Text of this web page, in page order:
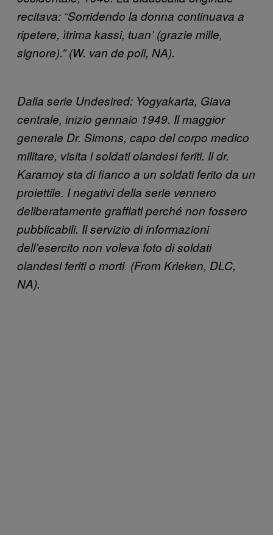
recitava: “Sorridendo la donna continuava a
ripetere, ìtrima kassi, tuan’ (grazie mille,
signore).” (W. van de poll, NA).
Dalla serie Undesired: Yogyakarta, Giava
centrale, inizio gennaio 1949. Il maggior
generale Dr. Simons, capo del corpo medico
militare, visita i soldati olandesi feriti. Il dr.
Karamoy sta di fianco a un soldati ferito da un
proiettile. I negativi della serie vennero
deliberatamente graffiati perché non fossero
pubblicabili. Il servizio di informazioni
dell’esercito non voleva foto di soldati
olandesi feriti o morti. (From Krieken, DLC,
NA).